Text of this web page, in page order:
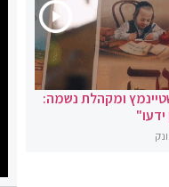
ומקהלת נשמה: